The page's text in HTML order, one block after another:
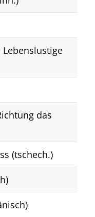
das
(tschech.)